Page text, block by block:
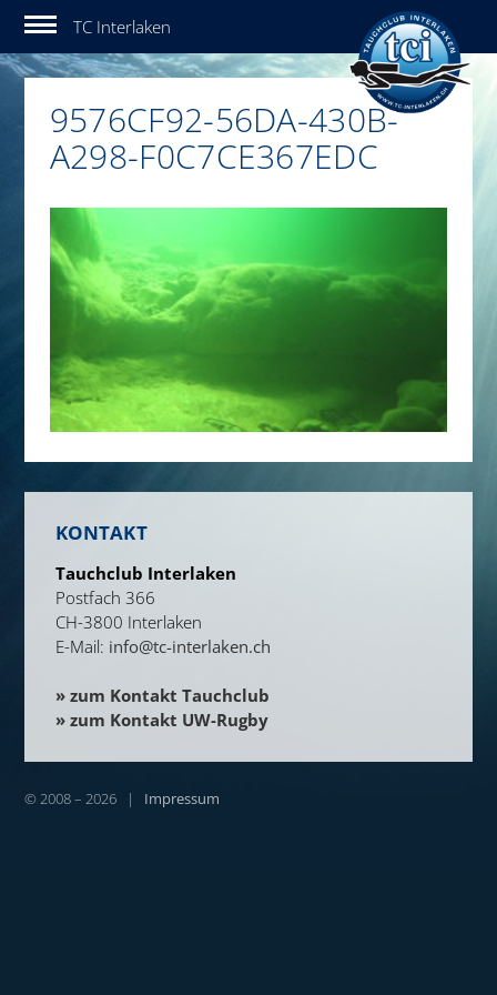
Tauchclub Interlaken
9576CF92-56DA-430B-
A298-F0C7CE367EDC
KONTAKT
Tauchclub Interlaken
Postfach 366
CH-3800 Interlaken
E-Mail: info@tc-interlaken.ch
» zum Kontakt Tauchclub
» zum Kontakt UW-Rugby
© 2008 – 2026 | Impressum